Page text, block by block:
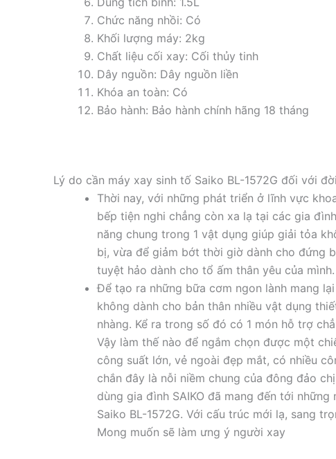
Chức năng nhồi: Có
Khối lượng máy: 2kg
Chất liệu cối xay: Cối thủy tinh
Dây nguồn: Dây nguồn liền
Khóa an toàn: Có
Bảo hành: Bảo hành chính hãng 18 tháng
Lý do cần máy xay sinh tố Saiko BL-1572G đối với
Thời nay, với những phát triển ở lĩnh vực
bếp tiện nghi chẳng còn xa lạ tại các gia
năng chung trong 1 vật dụng giúp giải tỏa
bị, vừa để giảm bớt thời giờ dành cho đứng
tuyệt hảo dành cho tổ ấm thân yêu của mình.
Để tạo ra những bữa cơm ngon lành mang
không dành cho bản thân nhiều vật dụng
nhàng. Kể ra trong số đó có 1 món hỗ trợ
Vậy làm thế nào để ngắm chọn được một
công suất lớn, vẻ ngoài đẹp mắt, có nhiều
chắn đây là nỗi niềm chung của đông đảo
dùng gia đình SAIKO đã mang đến tới
Saiko BL-1572G. Với cấu trúc mới lạ, sang
Mong muốn sẽ làm ưng ý người xay